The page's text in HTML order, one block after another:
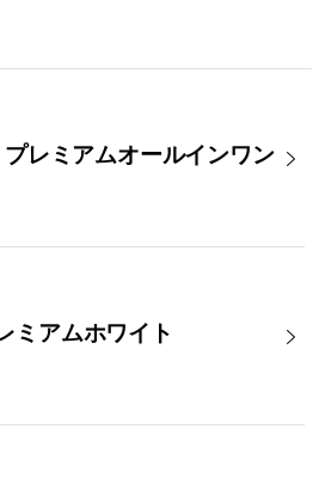
プレミアムオールインワン
ミアムホワイト